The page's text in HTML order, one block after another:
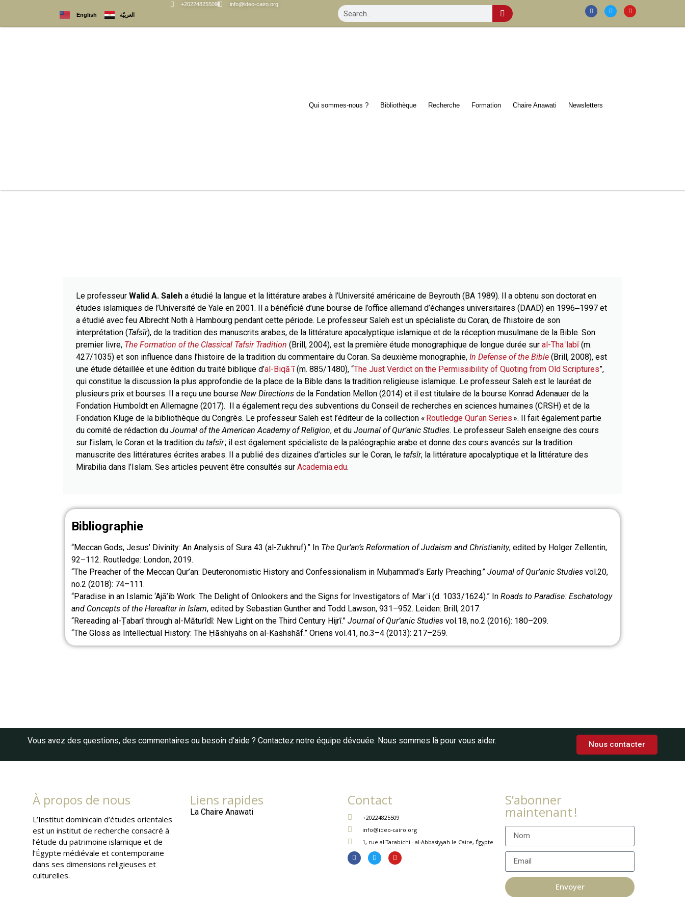
English العربيّة
+20224825509 info@ideo-cairo.org
Qui sommes-nous ? Bibliothèque Recherche Formation Chaire Anawati Newsletters
Le professeurWalid A. Saleh a étudié la langue et la littérature arabes à l’Université américaine de Beyrouth (BA 1989). Il a obtenu son doctorat en
études islamiques de l’Université de Yale en 2001. Il a bénéficié d’une bourse de l’office allemand d’échanges universitaires (DAAD) en 1996‒1997 et
a étudié avec feu Albrecht Noth à Hambourg pendant cette période. Le professeur Saleh est un spécialiste du Coran, de l’histoire de son
interprétation (Tafsīr), de la tradition des manuscrits arabes, de la littérature apocalyptique islamique et de la réception musulmane de la Bible. Son
premier livre, The Formation of the Classical Tafsir Tradition(Brill, 2004), est la première étude monographique de longue durée sural-Thaʿlabī(m.
427/1035) et son influence dans l’histoire de la tradition du commentaire du Coran. Sa deuxième monographie,In Defense of the Bible (Brill, 2008), est
une étude détaillée et une édition du traité biblique d’al-Biqāʿī(m. 885/1480), “The Just Verdict on the Permissibility of Quoting from Old Scriptures”,
qui constitue la discussion la plus approfondie de la place de la Bible dans la tradition religieuse islamique. Le professeur Saleh est le lauréat de
plusieurs prix et bourses. Il a reçu une bourseNew Directions de la Fondation Mellon (2014) et il est titulaire de la bourse Konrad Adenauer de la
Fondation Humboldt en Allemagne (2017). Il a également reçu des subventions du Conseil de recherches en sciences humaines (CRSH) et de la
Fondation Kluge de la bibliothèque du Congrès. Le professeur Saleh est l’éditeur de la collection « Routledge Qur’an Series ». Il fait également partie
du comité de rédaction duJournal of the American Academy of Religion, et duJournal of Qur’anic Studies. Le professeur Saleh enseigne des cours
sur l’islam, le Coran et la tradition dutafsīr; il est également spécialiste de la paléographie arabe et donne des cours avancés sur la tradition
manuscrite des littératures écrites arabes. Il a publié des dizaines d’articles sur le Coran, letafsīr, la littérature apocalyptique et la littérature des
Mirabilia dans l’Islam. Ses articles peuvent être consultés surAcademia.edu.
Bibliographie
“Meccan Gods, Jesus’ Divinity: An Analysis of Sura 43 (al-Zukhruf).” In The Qur’an’s Reformation of Judaism and Christianity, edited by Holger Zellentin,
92–112. Routledge: London, 2019.
“The Preacher of the Meccan Qur’an: Deuteronomistic History and Confessionalism in Muḥammad’s Early Preaching.” Journal of Qur’anic Studiesvol.20,
no.2 (2018): 74–111.
“Paradise in an Islamic ‘Ajā’ib Work: The Delight of Onlookers and the Signs for Investigators of Marʿi (d. 1033/1624).” In Roads to Paradise: Eschatology
and Concepts of the Hereafter in Islam, edited by Sebastian Gunther and Todd Lawson, 931–952. Leiden: Brill, 2017.
“Rereading al-Ṭabarī through al-Māturīdī: New Light on the Third Century Hijrī.” Journal of Qur’anic Studiesvol.18, no.2 (2016): 180–209.
“The Gloss as Intellectual History: The Ḥāshiyahs on al-Kashshāf.” Oriens vol.41, no.3–4 (2013): 217–259.
Vous avez des questions, des commentaires ou besoin d’aide ? Contactez notre équipe dévouée. Nous sommes là pour vous aider. Nous contacter
À propos de nous
L’Institut dominicain d’études orientales
est un institut de recherche consacré à
l’étude du patrimoine islamique et de
l’Égypte médiévale et contemporaine
dans ses dimensions religieuses et
culturelles.
Liens rapides
La Chaire Anawati
Contact
+20224825509
info@ideo-cairo.org
1, rue al-Tarabichi - al-Abbasiyyah le Caire, Égypte
S’abonner
maintenant !
Envoyer